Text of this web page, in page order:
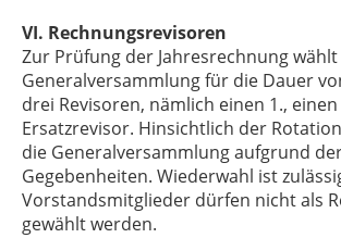
VI. Rechnungsrevisoren
Zur Prüfung der Jahresrechnung
Generalversammlung für die Dauer
drei Revisoren, nämlich einen 1.,
Ersatzrevisor. Hinsichtlich der
die Generalversammlung aufgrund
Gegebenheiten. Wiederwahl ist
Vorstandsmitglieder dürfen nicht als
gewählt werden.